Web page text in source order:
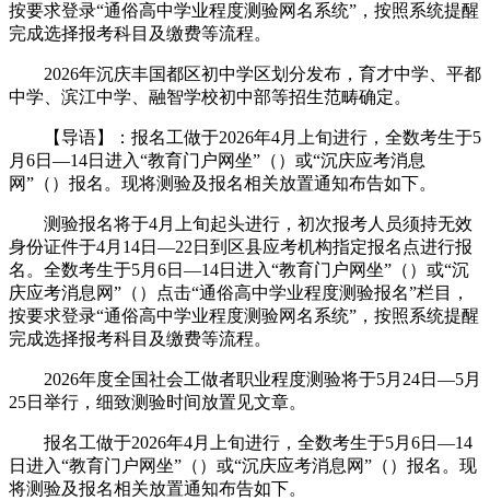
按要求登录“通俗高中学业程度测验网名系统”，按照系统提醒
完成选择报考科目及缴费等流程。
2026年沉庆丰国都区初中学区划分发布，育才中学、平都
中学、滨江中学、融智学校初中部等招生范畴确定。
【导语】：报名工做于2026年4月上旬进行，全数考生于5
月6日—14日进入“教育门户网坐”（）或“沉庆应考消息
网”（）报名。现将测验及报名相关放置通知布告如下。
测验报名将于4月上旬起头进行，初次报考人员须持无效
身份证件于4月14日—22日到区县应考机构指定报名点进行报
名。全数考生于5月6日—14日进入“教育门户网坐”（）或“沉
庆应考消息网”（）点击“通俗高中学业程度测验报名”栏目，
按要求登录“通俗高中学业程度测验网名系统”，按照系统提醒
完成选择报考科目及缴费等流程。
2026年度全国社会工做者职业程度测验将于5月24日—5月
25日举行，细致测验时间放置见文章。
报名工做于2026年4月上旬进行，全数考生于5月6日—14
日进入“教育门户网坐”（）或“沉庆应考消息网”（）报名。现
将测验及报名相关放置通知布告如下。